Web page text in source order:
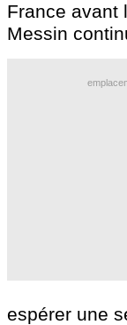
France avant
Messin
espérer une